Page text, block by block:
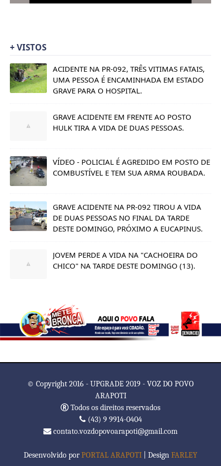
+ VISTOS
ACIDENTE NA PR-092, TRÊS VITIMAS FATAIS,
UMA PESSOA É ENCAMINHADA EM ESTADO
GRAVE PARA O HOSPITAL.
GRAVE ACIDENTE EM FRENTE AO POSTO
HULK TIRA A VIDA DE DUAS PESSOAS.
VÍDEO - POLICIAL É AGREDIDO EM POSTO DE
COMBUSTÍVEL E TEM SUA ARMA ROUBADA.
GRAVE ACIDENTE NA PR-092 TIROU A VIDA
DE DUAS PESSOAS NO FINAL DA TARDE
DESTE DOMINGO, PRÓXIMO A EUCAPINUS.
JOVEM PERDE A VIDA NA "CACHOEIRA DO
CHICO" NA TARDE DESTE DOMINGO (13).
© Copyright 2016 - UPGRADE 2019 - VOZ DO POVO
ARAPOTI
Todos os direitos reservados
(43) 9 9914-0404
contato.vozdopovoarapoti@gmail.com
Desenvolvido porPORTAL ARAPOTI | Design FARLEY